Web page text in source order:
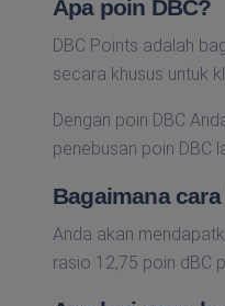
Apa poin DBC?
DBC Points adalah
secara khusus untuk
Dengan poin DBC
penebusan poin DBC
Bagaimana
Anda akan
rasio 12,75 poin dBC